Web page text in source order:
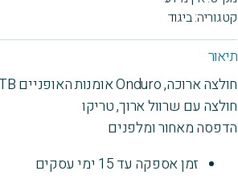
אומנות
האופנייםתיאור
חולצה ארוכה, Onduro אומנות האופניים MTB
חולצה עם שרוול ארוך, טריקו
הדפסה מאחור ומלפנים
זמן אספקה עד 15 ימי עסקים
קטגוריה:ביגוד